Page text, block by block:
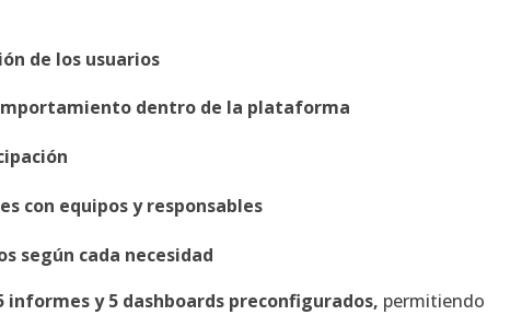
de los usuarios
dentro de la plataforma
con equipos y responsables
según cada necesidad
informes y 5 dashboards preconfigurados, permitiendo